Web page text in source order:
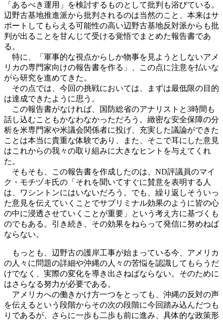
「あるべき運用」を検討するものとして批判も浴びている。
辺野古基地推進派から批判されるのは当然のこと、本来はサ
ポートしてもらえる可能性の高い辺野古基地反対派からも批
判が出ることを甘んじて受ける覚悟でまとめた報告書であ
る。
特に、「軍事的な視点からしか物事を見ようとしないアメ
リカの専門家向けの報告書を作る」、この点に注意を払いな
がら研究を進めてきた。
その点では、今回の挑戦においては、まずは最低限の目的
は達成できたように思う。
この報告書がなければ、国防総省のアナリストと3時間も
話し込むこともかなわなかっただろう。緻密な安全保障の分
析を米専門家や米議会関係者に投げ、充実した議論ができた
ことは本当に貴重な体験であり、また、そこで耳にした意見
はこれからの我々の取り組みに大きなヒントを与えてくれ
た。
そもそも、この報告書を作成したのは、ND評議員のマイ
ク・モチヅキ氏の「それを聞いてすぐに賛意を表明する人
は、ワシントンにはいないだろう。でも、繰り返しそういっ
た意見を伝えていくことでサブリミナル効果のように皆の心
の中に浸透させていくことが重要」という考え方に基づくも
のでもある。引き続き、その効果をねらって発信に努めねば
ならない。
もっとも、辺野古の護岸工事が始まっている今、アメリカ
の人々に問題の詳細や沖縄の人々の苦悩を認識してもらうだ
けでなく、実際の変化を導き出さねばならない。そのために
はさらなる努力が必要である。
アメリカへの働きかけ方一つをとっても、沖縄の反対の声
を伝えるという段階からその次の段階に今回踏み込んだつも
りであるが、さらに一歩も二歩も前に進み、具体的な政策形